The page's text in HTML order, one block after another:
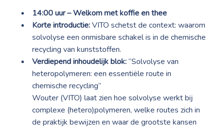
14:00 uur – Welkom met koffie en thee
Korte introductie:VITO schetst de context: waarom
solvolyse een onmisbare schakel is in de chemische
recycling van kunststoffen.
Verdiepend inhoudelijk blok:“Solvolyse van
heteropolymeren: een essentiële route in
chemische recycling”
Wouter (VITO) laat zien hoe solvolyse werkt bij
complexe (hetero)polymeren, welke routes zich in
de praktijk bewijzen en waar de grootste kansen